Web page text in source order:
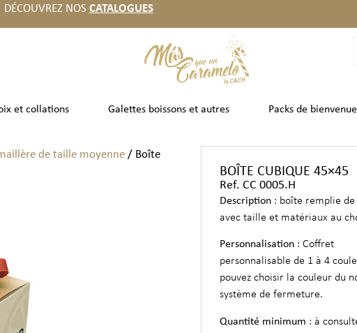
DÉCOUVREZ NOS CATALOGUES
et collations Galettes boissons et autres Packs de
de taille moyenne/ Boîte
BOÎTE CUBIQUE 45×45
Ref. CC 0005.H
Description: boîte remplie de
avec taille et matériaux au
Personnalisation: Coffret
personnalisable de 1 à 4
pouvez choisir la couleur du
système de fermeture.
Quantité minimum : à